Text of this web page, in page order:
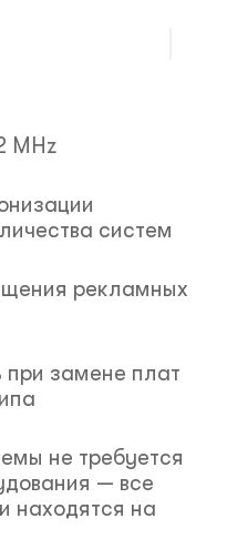
MHz
систем
рекламных
при замене плат
не требуется
— все
находятся на